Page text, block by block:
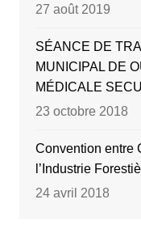
27 août 2019
SÉANCE DE
MUNICIPAL DE
MÉDICALE
23 octobre 2018
Convention entre
l’Industrie
24 avril 2018